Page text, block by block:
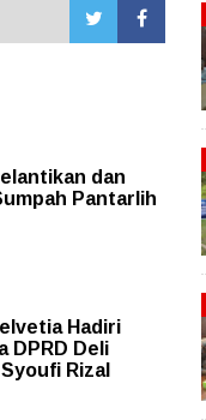
dan
Pantarlih
Hadiri
DPRD Deli
Rizal